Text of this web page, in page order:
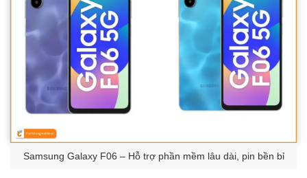
Samsung Galaxy F06 – Hỗ trợ phần mềm lâu dài, pin bền bỉ